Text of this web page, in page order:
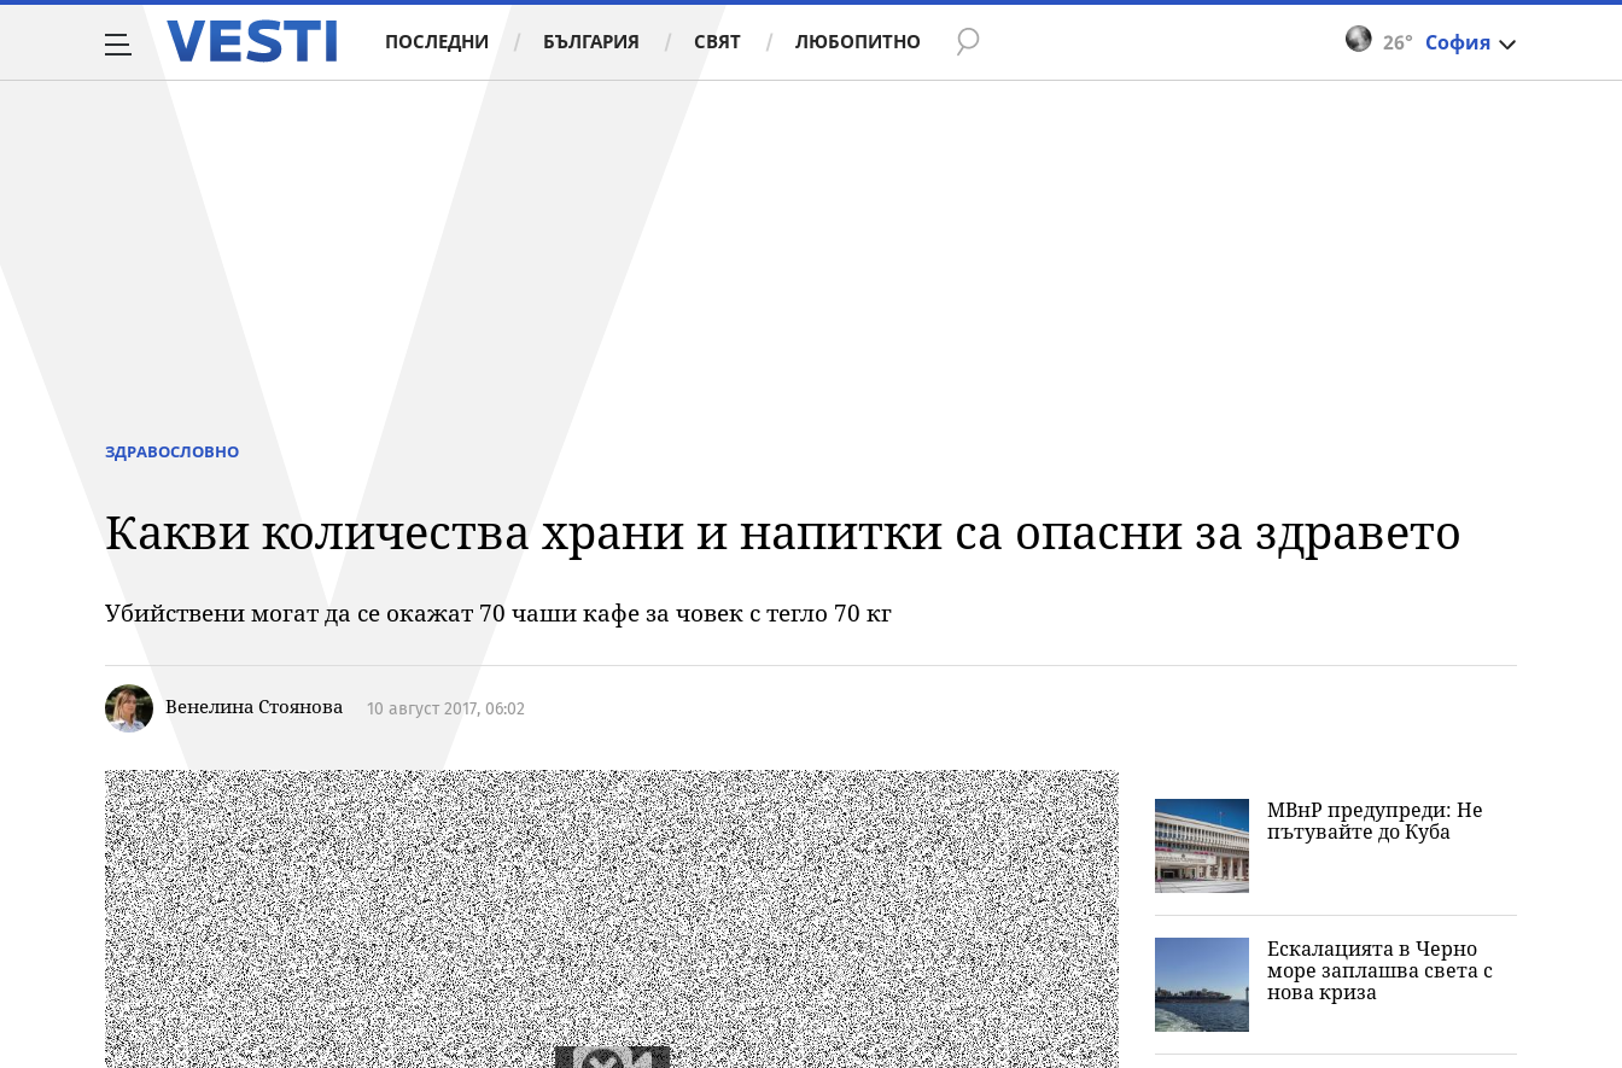
26° София
ПОСЛЕДНИ БЪЛГАРИЯ СВЯТ ЛЮБОПИТНО
ЗДРАВОСЛОВНО
Какви количества храни и напитки са опасни за здравето
Убийствени могат да се окажат 70 чаши кафе за човек с тегло 70 кг
Венелина Стоянова 10 август 2017, 06:02
МВнР предупреди: Не
пътувайте до Куба
Ескалацията в Черно
море заплашва света с
нова криза